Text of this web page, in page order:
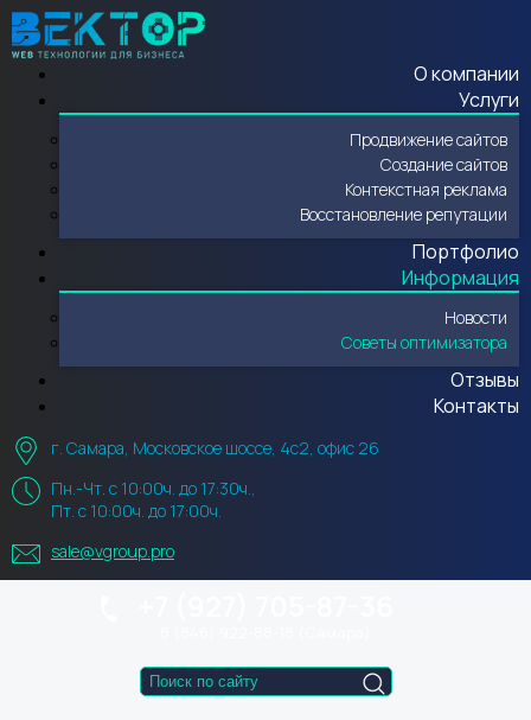
О компании
Услуги
Продвижение сайтов
Создание сайтов
Контекстная реклама
Восстановление репутации
Портфолио
Информация
Новости
Советы оптимизатора
Отзывы
Контакты
г. Самара, Московское шоссе, 4с2, офис 26
Пн.-Чт. с 10:00ч. до 17:30ч.,
Пт. с 10:00ч. до 17:00ч.
sale@vgroup.pro